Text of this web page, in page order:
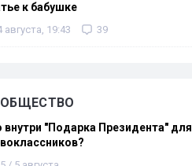
к бабушке
августа, 19:43 39
ОБЩЕСТВО
внутри "Подарка Президента" для